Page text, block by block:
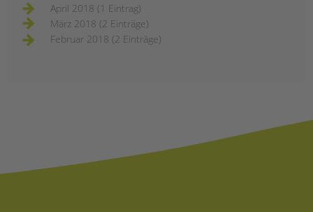
April 2018 (1 Eintrag)
März 2018 (2 Einträge)
Februar 2018 (2 Einträge)